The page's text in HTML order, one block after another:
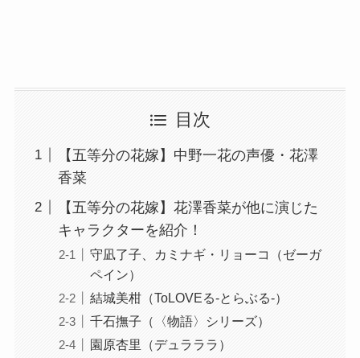
目次
【五等分の花嫁】中野一花の声優・花澤
香菜
【五等分の花嫁】花澤香菜が他に演じた
キャラクターを紹介！
守凪了子、カミナギ・リョーコ（ゼーガ
ペイン）
結城美柑（ToLOVEる-とらぶる-）
千石撫子（〈物語〉シリーズ）
園原杏里（デュラララ）